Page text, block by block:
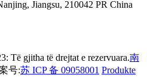
Jiangsu, 210042 PR China
Të gjitha të drejtat e rezervuara.南
号:苏 ICP 备 09058001 Produkte